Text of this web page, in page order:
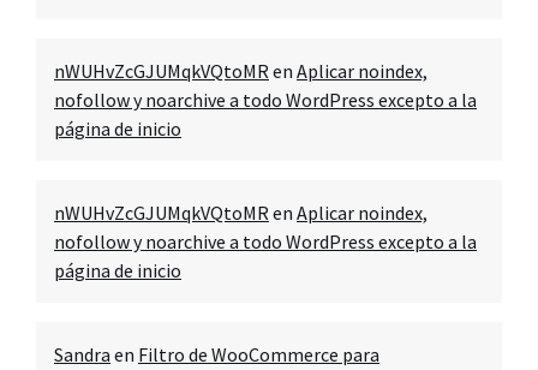
nWUHvZcGJUMqkVQtoMRen Aplicar noindex,
nofollow y noarchive a todo WordPress excepto a la
página de inicio
nWUHvZcGJUMqkVQtoMRen Aplicar noindex,
nofollow y noarchive a todo WordPress excepto a la
página de inicio
Sandra en Filtro de WooCommerce para